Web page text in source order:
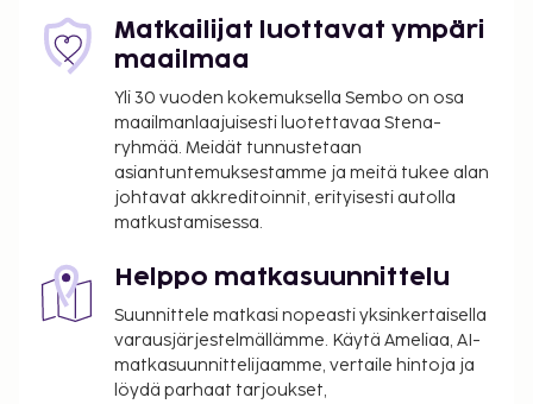
Matkailijat luottavat ympäri
maailmaa
Yli 30 vuoden kokemuksella Sembo on osa
maailmanlaajuisesti luotettavaa Stena-
ryhmää. Meidät tunnustetaan
asiantuntemuksestamme ja meitä tukee alan
johtavat akkreditoinnit, erityisesti autolla
matkustamisessa.
Helppo matkasuunnittelu
Suunnittele matkasi nopeasti yksinkertaisella
varausjärjestelmällämme. Käytä Ameliaa, AI-
matkasuunnittelijaamme, vertaile hintoja ja
löydä parhaat tarjoukset,